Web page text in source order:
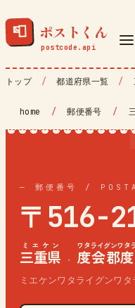
📮 ポストくん
トップ 都道府県一覧
home / 郵便番号 /
— 郵便番号 /
〒516-
三重県
ミエケン
· 度会郡
ワタライグンワタ
ミエケンワタライグンワ